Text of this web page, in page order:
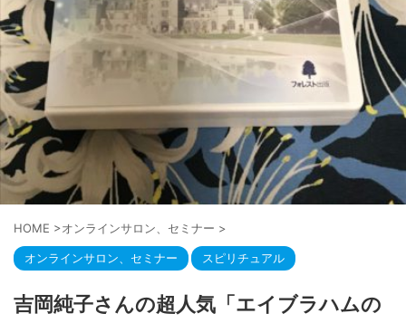
HOME >オンラインサロン、セミナー >
オンラインサロン、セミナー スピリチュアル
吉岡純子さんの超人気「エイブラハムの